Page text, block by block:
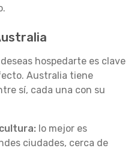
hospedarte es clave
Australia tiene
sí, cada una con su
lo mejor es
ciudades, cerca de